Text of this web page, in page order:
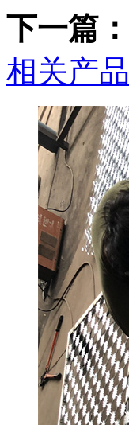
下一篇：
相关产品